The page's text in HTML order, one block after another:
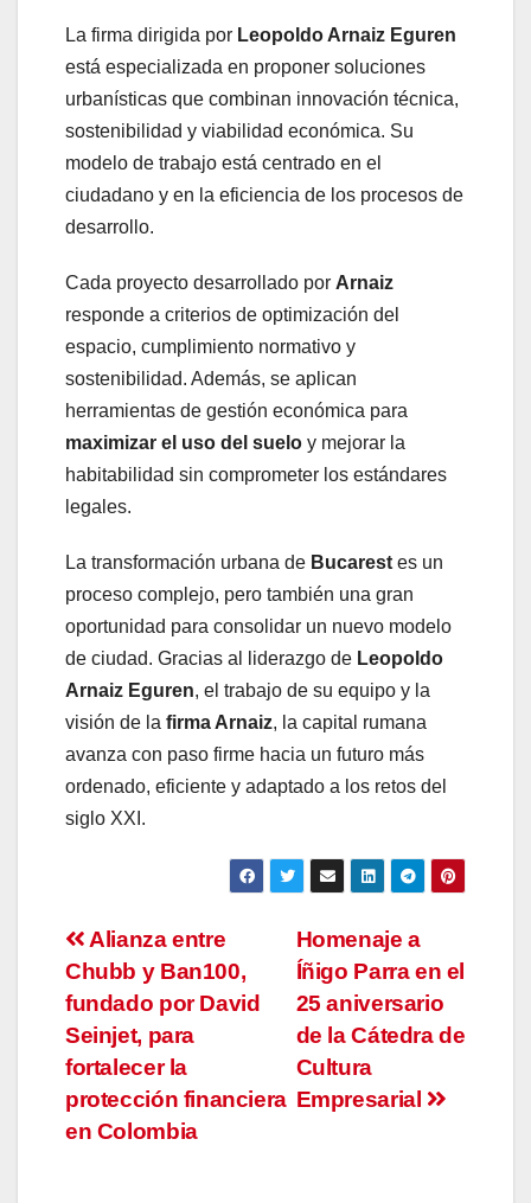
La firma dirigida por Leopoldo Arnaiz Eguren
está especializada en proponer soluciones
urbanísticas que combinan innovación técnica,
sostenibilidad y viabilidad económica. Su
modelo de trabajo está centrado en el
ciudadano y en la eficiencia de los procesos de
desarrollo.
Cada proyecto desarrollado por Arnaiz
responde a criterios de optimización del
espacio, cumplimiento normativo y
sostenibilidad. Además, se aplican
herramientas de gestión económica para
maximizar el uso del suelo y mejorar la
habitabilidad sin comprometer los estándares
legales.
La transformación urbana de Bucarestes un
proceso complejo, pero también una gran
oportunidad para consolidar un nuevo modelo
de ciudad. Gracias al liderazgo de Leopoldo
Arnaiz Eguren, el trabajo de su equipo y la
visión de la firma Arnaiz, la capital rumana
avanza con paso firme hacia un futuro más
ordenado, eficiente y adaptado a los retos del
siglo XXI.
Navegación
de
entradas
Homenaje a
Íñigo Parra en el
25 aniversario
de la Cátedra de
Cultura
Empresarial
Alianza entre
Chubb y Ban100,
fundado por David
Seinjet, para
fortalecer la
protección financiera
en Colombia